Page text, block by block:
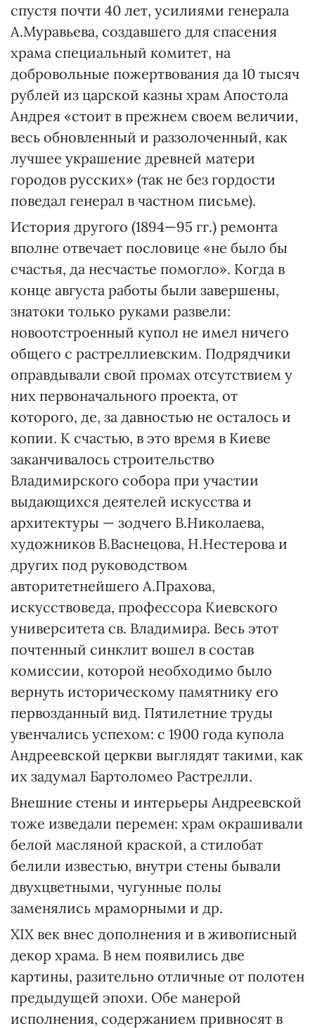
спустя почти 40 лет, усилиями генерала
А.Муравьева, создавшего для спасения
храма специальный комитет, на
добровольные пожертвования да 10 тысяч
рублей из царской казны храм Апостола
Андрея «стоит в прежнем своем величии,
весь обновленный и раззолоченный, как
лучшее украшение древней матери
городов русских» (так не без гордости
поведал генерал в частном письме).
История другого (1894—95 гг.) ремонта
вполне отвечает пословице «не было бы
счастья, да несчастье помогло». Когда в
конце августа работы были завершены,
знатоки только руками развели:
новоотстроенный купол не имел ничего
общего с растреллиевским. Подрядчики
оправдывали свой промах отсутствием у
них первоначального проекта, от
которого, де, за давностью не осталось и
копии. К счастью, в это время в Киеве
заканчивалось строительство
Владимирского собора при участии
выдающихся деятелей искусства и
архитектуры — зодчего В.Николаева,
художников В.Васнецова, Н.Нестерова и
других под руководством
авторитетнейшего А.Прахова,
искусствоведа, профессора Киевского
университета св. Владимира. Весь этот
почтенный синклит вошел в состав
комиссии, которой необходимо было
вернуть историческому памятнику его
первозданный вид. Пятилетние труды
увенчались успехом: с 1900 года купола
Андреевской церкви выглядят такими, как
их задумал Бартоломео Растрелли.
Внешние стены и интерьеры Андреевской
тоже изведали перемен: храм окрашивали
белой масляной краской, а стилобат
белили известью, внутри стены бывали
двухцветными, чугунные полы
заменялись мраморными и др.
XIX век внес дополнения и в живописный
декор храма. В нем появились две
картины, разительно отличные от полотен
предыдущей эпохи. Обе манерой
исполнения, содержанием привносят в